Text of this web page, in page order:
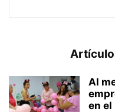
Al
en el